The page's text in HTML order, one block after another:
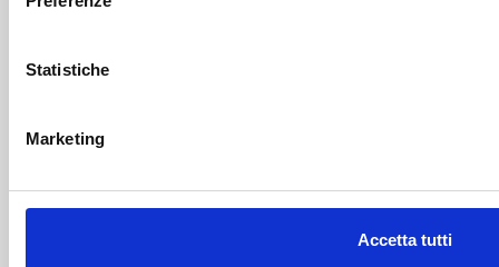
Statistiche
Marketing
Accetta tutti